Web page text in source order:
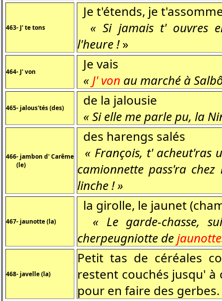
463- J' te tons
Je t'étends, je
« Si jamais t' ouvres
l'heure !»
464- J' von
Je vais
« J' von au marché à
465- jalous'tés (des)
de la jalousie
« Si elle me parle pu, la
466- jambon d' Carême
(le)
des harengs salés
« François, t' acheut'ras
camionnette pass'ra
linche ! »
467- jaunotte (la)
la girolle, le jaunet
« Le garde-chasse,
cherpeugniotte de
468- javelle (la)
Petit tas de céréales
restent couchés jusqu'
pour en faire des gerbes.